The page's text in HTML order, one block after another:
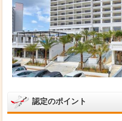
認定のポイント